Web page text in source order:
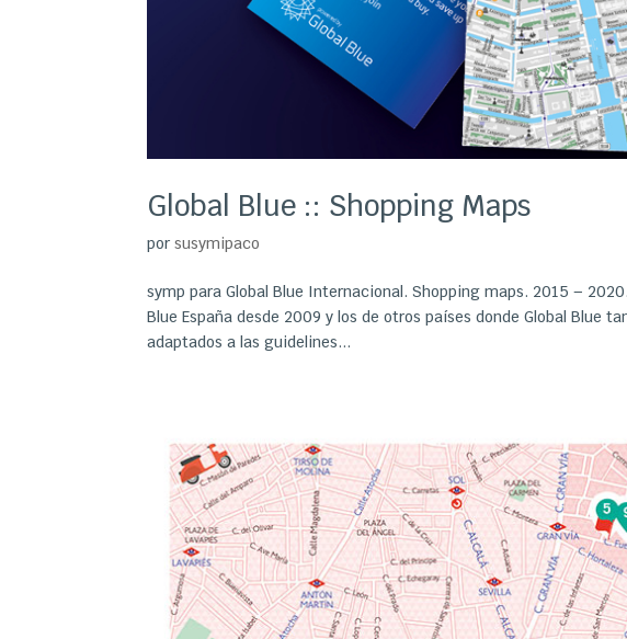
Global Blue :: Shopping Maps
porsusymipaco
symp para Global Blue Internacional. Shopping maps. 2015 –
Blue España desde 2009 y los de otros países donde Global Blue
adaptados a las guidelines...